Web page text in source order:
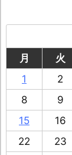
月
火
1
2
8
9
15
16
22
23